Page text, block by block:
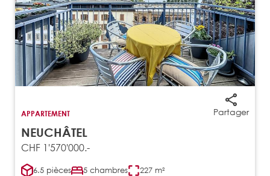
Partager
APPARTEMENT
NEUCHÂTEL
CHF 1'570'000.-
6.5 pièces 5 chambres 227 m²